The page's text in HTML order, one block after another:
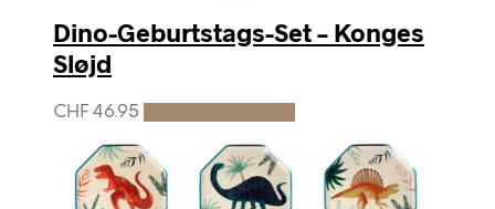
Dino-Geburtstags-Set – Konges
Sløjd
CHF 46.95